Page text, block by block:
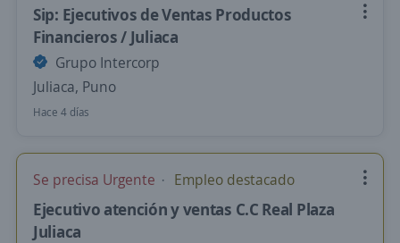
Sip: Ejecutivos de Ventas Productos
Financieros / Juliaca
Grupo Intercorp
Juliaca, Puno
Hace 4 días
Se precisa Urgente Empleo destacado
Ejecutivo atención y ventas C.C Real Plaza
Juliaca